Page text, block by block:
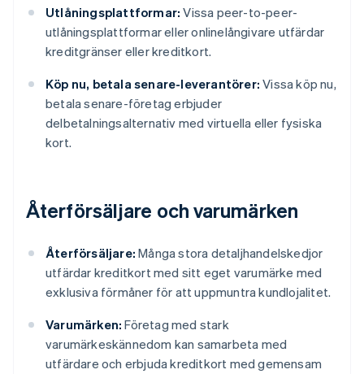
Utlåningsplattformar: Vissa peer-to-peer-
utlåningsplattformar eller onlinelångivare utfärdar
kreditgränser eller kreditkort.
Köp nu, betala senare-leverantörer: Vissa köp nu,
betala senare-företag erbjuder
delbetalningsalternativ med virtuella eller fysiska
kort.
Återförsäljare och varumärken
Återförsäljare: Många stora detaljhandelskedjor
utfärdar kreditkort med sitt eget varumärke med
exklusiva förmåner för att uppmuntra kundlojalitet.
Varumärken: Företag med stark
varumärkeskännedom kan samarbeta med
utfärdare och erbjuda kreditkort med gemensam